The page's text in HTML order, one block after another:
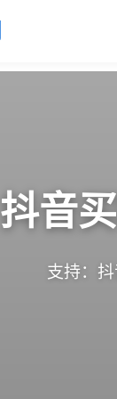
抖音
支持：